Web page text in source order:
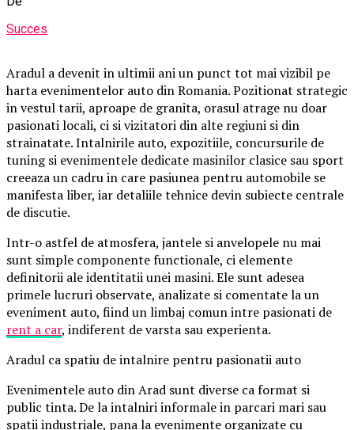
Succes
Aradul a devenit in ultimii ani un punct tot mai vizibil pe
harta evenimentelor auto din Romania. Pozitionat strategic
in vestul tarii, aproape de granita, orasul atrage nu doar
pasionati locali, ci si vizitatori din alte regiuni si din
strainatate. Intalnirile auto, expozitiile, concursurile de
tuning si evenimentele dedicate masinilor clasice sau sport
creeaza un cadru in care pasiunea pentru automobile se
manifesta liber, iar detaliile tehnice devin subiecte centrale
de discutie.
Intr-o astfel de atmosfera, jantele si anvelopele nu mai
sunt simple componente functionale, ci elemente
definitorii ale identitatii unei masini. Ele sunt adesea
primele lucruri observate, analizate si comentate la un
eveniment auto, fiind un limbaj comun intre pasionati de
rent a car, indiferent de varsta sau experienta.
Aradul ca spatiu de intalnire pentru pasionatii auto
Evenimentele auto din Arad sunt diverse ca format si
public tinta. De la intalniri informale in parcari mari sau
spatii industriale, pana la evenimente organizate cu